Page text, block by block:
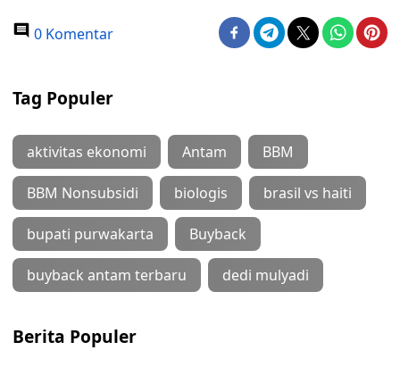
0 Komentar
Tag Populer
aktivitas ekonomi Antam BBM
BBM Nonsubsidi biologis brasil vs haiti
bupati purwakarta Buyback
buyback antam terbaru dedi mulyadi
Berita Populer